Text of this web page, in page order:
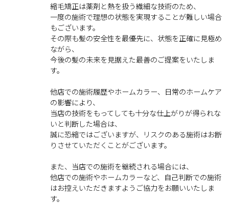
縮毛矯正は薬剤と熱を扱う繊細な技術のため、
一度の施術で理想の状態を実現することが難しい場合
もございます。
その際も髪の安全性を最優先に、状態を正確に見極め
ながら、
今後の髪の未来を見据えた最善のご提案をいたしま
す。
他店での施術履歴やホームカラー、日常のホームケア
の影響により、
当店の技術をもってしても十分な仕上がりが得られな
いと判断した場合は、
誠に恐縮ではございますが、リスクのある施術はお断
りさせていただくことがございます。
また、当店での施術を継続される場合には、
他店での施術やホームカラーなど、自己判断での施術
はお控えいただきますようご協力をお願いいたしま
す。